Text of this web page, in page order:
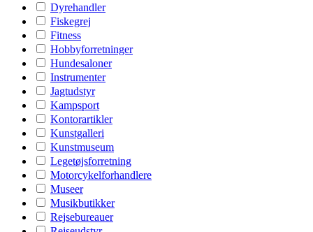
Dyrehandler
Fiskegrej
Fitness
Hobbyforretninger
Hundesaloner
Instrumenter
Jagtudstyr
Kampsport
Kontorartikler
Kunstgalleri
Kunstmuseum
Legetøjsforretning
Motorcykelforhandlere
Museer
Musikbutikker
Rejsebureauer